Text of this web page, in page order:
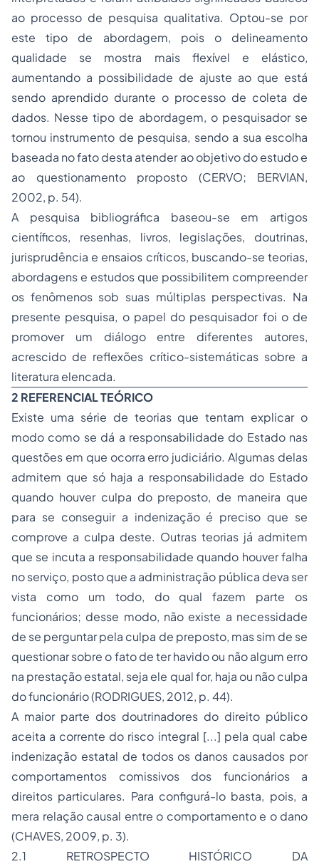
ao processo de pesquisa qualitativa. Optou-se por
este tipo de abordagem, pois o delineamento
qualidade se mostra mais flexível e elástico,
aumentando a possibilidade de ajuste ao que está
sendo aprendido durante o processo de coleta de
dados. Nesse tipo de abordagem, o pesquisador se
tornou instrumento de pesquisa, sendo a sua escolha
baseada no fato desta atender ao objetivo do estudo e
ao questionamento proposto (CERVO; BERVIAN,
2002, p. 54).
A pesquisa bibliográfica baseou-se em artigos
científicos, resenhas, livros, legislações, doutrinas,
jurisprudência e ensaios críticos, buscando-se teorias,
abordagens e estudos que possibilitem compreender
os fenômenos sob suas múltiplas perspectivas. Na
presente pesquisa, o papel do pesquisador foi o de
promover um diálogo entre diferentes autores,
acrescido de reflexões crítico-sistemáticas sobre a
literatura elencada.
2 REFERENCIAL TEÓRICO
Existe uma série de teorias que tentam explicar o
modo como se dá a responsabilidade do Estado nas
questões em que ocorra erro judiciário. Algumas delas
admitem que só haja a responsabilidade do Estado
quando houver culpa do preposto, de maneira que
para se conseguir a indenização é preciso que se
comprove a culpa deste. Outras teorias já admitem
que se incuta a responsabilidade quando houver falha
no serviço, posto que a administração pública deva ser
vista como um todo, do qual fazem parte os
funcionários; desse modo, não existe a necessidade
de se perguntar pela culpa de preposto, mas sim de se
questionar sobre o fato de ter havido ou não algum erro
na prestação estatal, seja ele qual for, haja ou não culpa
do funcionário (RODRIGUES, 2012, p. 44).
A maior parte dos doutrinadores do direito público
aceita a corrente do risco integral [...] pela qual cabe
indenização estatal de todos os danos causados por
comportamentos comissivos dos funcionários a
direitos particulares. Para configurá-lo basta, pois, a
mera relação causal entre o comportamento e o dano
(CHAVES, 2009, p. 3).
2.1 RETROSPECTO HISTÓRICO DA